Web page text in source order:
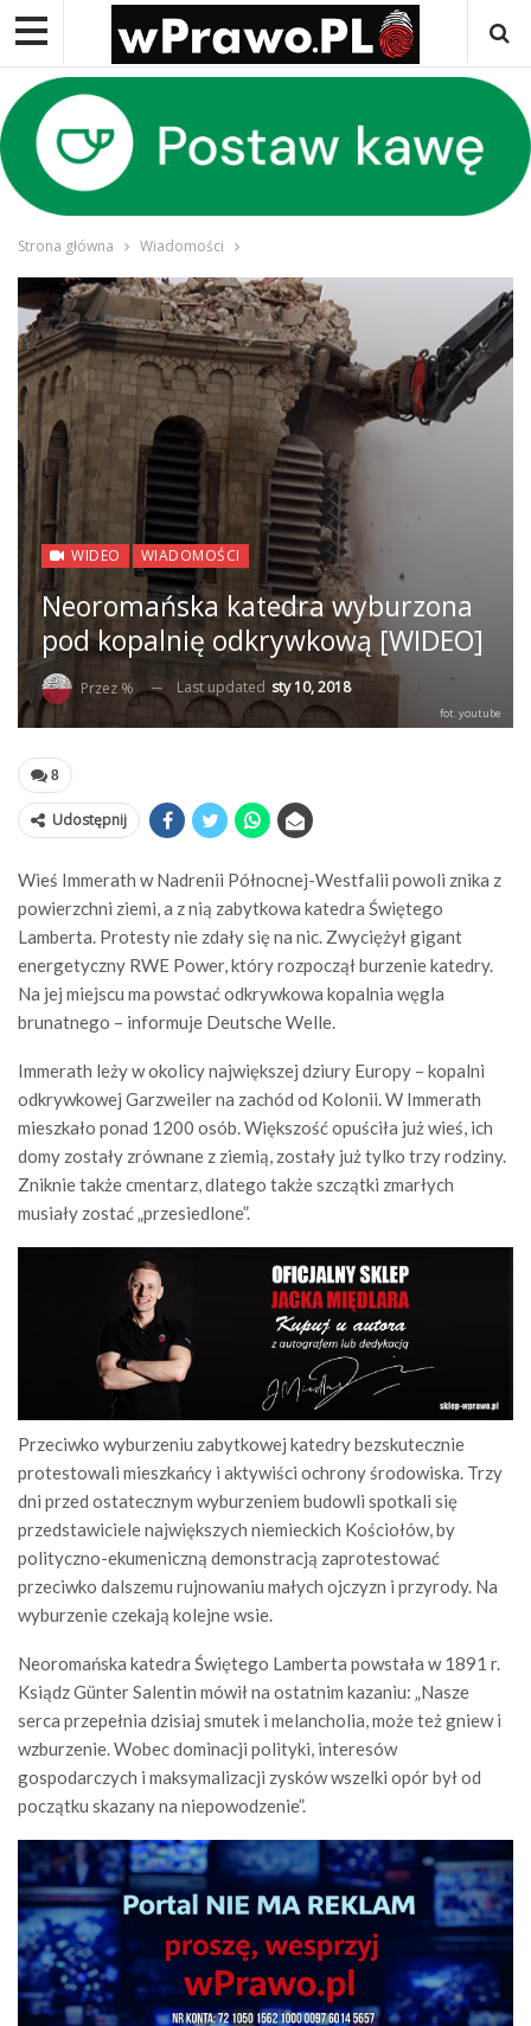
Strona główna Wiadomości
WIDEO WIADOMOŚCI
Neoromańska katedra wyburzona
pod kopalnię odkrywkową [WIDEO]
Przez % Last updated sty 10, 2018
fot. youtube
8
Udostępnij
Wieś Immerath w Nadrenii Północnej-Westfalii powoli znika z
powierzchni ziemi, a z nią zabytkowa katedra Świętego
Lamberta. Protesty nie zdały się na nic. Zwyciężył gigant
energetyczny RWE Power, który rozpoczął burzenie katedry.
Na jej miejscu ma powstać odkrywkowa kopalnia węgla
brunatnego – informuje Deutsche Welle.
Immerath leży w okolicy największej dziury Europy – kopalni
odkrywkowej Garzweiler na zachód od Kolonii. W Immerath
mieszkało ponad 1200 osób. Większość opuściła już wieś, ich
domy zostały zrównane z ziemią, zostały już tylko trzy rodziny.
Zniknie także cmentarz, dlatego także szczątki zmarłych
musiały zostać „przesiedlone”.
Przeciwko wyburzeniu zabytkowej katedry bezskutecznie
protestowali mieszkańcy i aktywiści ochrony środowiska. Trzy
dni przed ostatecznym wyburzeniem budowli spotkali się
przedstawiciele największych niemieckich Kościołów, by
polityczno-ekumeniczną demonstracją zaprotestować
przeciwko dalszemu rujnowaniu małych ojczyzn i przyrody. Na
wyburzenie czekają kolejne wsie.
Neoromańska katedra Świętego Lamberta powstała w 1891 r.
Ksiądz Günter Salentin mówił na ostatnim kazaniu: „Nasze
serca przepełnia dzisiaj smutek i melancholia, może też gniew i
wzburzenie. Wobec dominacji polityki, interesów
gospodarczych i maksymalizacji zysków wszelki opór był od
początku skazany na niepowodzenie”.